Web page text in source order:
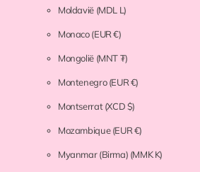
Moldavië (MDL L)
Monaco(EUR €)
Mongolië (MNT ₮)
Montenegro(EUR €)
Montserrat(XCD $)
Mozambique(EUR €)
Myanmar (Birma) (MMK K)